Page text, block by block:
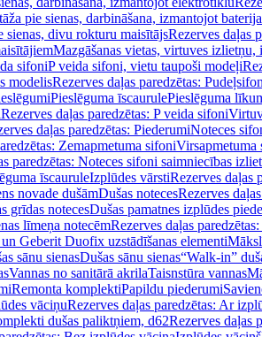
pie sienas, darbināšana, izmantojot
sienas, divu rokturu maisītājsRezerves daļas
Mazgāšanas vietas, virtuves
sifoniP veida sifoni, vietu taupoši modeļi
modelisRezerves daļas paredzētas:
Pieslēguma īscaurulePieslēguma
Rezerves daļas paredzētas: P veida sifoni
daļas paredzētas: PiederumiNoteces
Zemapmetuma sifoniVirsapmetuma
paredzētas: Noteces sifoni saimniecības
īscauruleIzplūdes vārstiRezerves daļas
novade dušāmDušas notecesRezerves
grīdas notecesDušas pamatnes izplūdes
līmeņa notecēmRezerves daļas
Geberit Duofix uzstādīšanas elementi
sānu sienasDušas sānu sienas“Walk-in”
Vannas no sanitārā akrilaTaisnstūra vannas
Remonta komplektiPapildu piederumi
vāciņuRezerves daļas paredzētas: Ar
dušas paliktņiem, d62Rezerves daļas